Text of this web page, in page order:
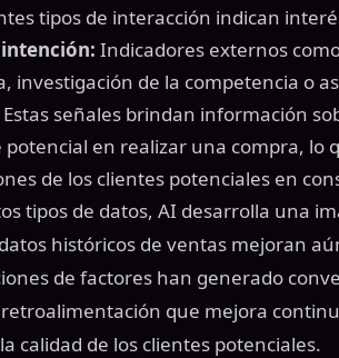
tipos de interacción indican
Indicadores externos
investigación de la competencia o
señales brindan información
potencial en realizar una compra, lo
de los clientes potenciales en
tipos de datos, AI desarrolla una
históricos de ventas mejoran
de factores han generado
que mejora
calidad de los clientes potenciales.